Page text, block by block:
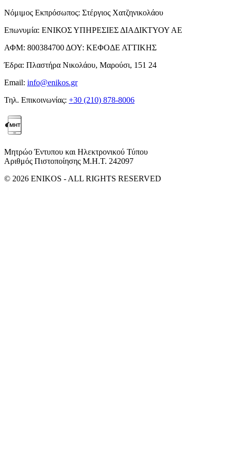
Νόμιμος Εκπρόσωπος: Στέργιος Χατζηνικολάου
Επωνυμία: ΕΝΙΚΟΣ ΥΠΗΡΕΣΙΕΣ ΔΙΑΔΙΚΤΥΟΥ ΑΕ
ΑΦΜ: 800384700 ΔΟΥ: ΚΕΦΟΔΕ ΑΤΤΙΚΗΣ
Έδρα: Πλαστήρα Νικολάου, Μαρούσι, 151 24
Email: info@enikos.gr
Τηλ. Επικοινωνίας: +30 (210) 878-8006
Μητρώο Έντυπου και Ηλεκτρονικού Τύπου
Αριθμός Πιστοποίησης Μ.Η.Τ. 242097
© 2026 ENIKOS - ALL RIGHTS RESERVED